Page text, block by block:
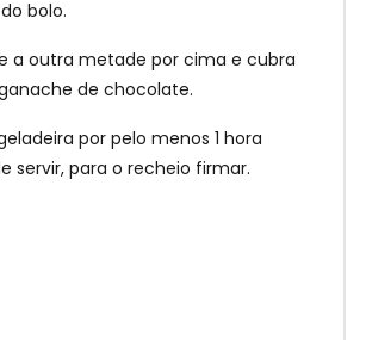
bolo.
a outra metade por cima e cubra
de chocolate.
por pelo menos 1 hora
servir, para o recheio firmar.